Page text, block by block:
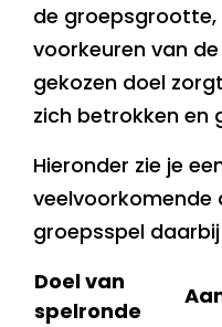
de
voorkeuren van
gekozen doel
zich betrokken en
Hieronder zie je
veelvoorkomende
groepsspel
Doel van
spelronde